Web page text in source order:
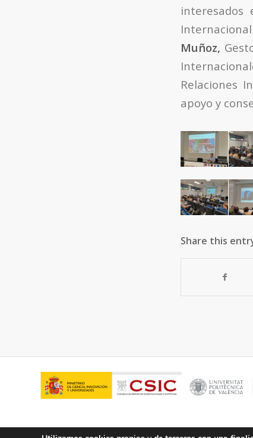
interesados
Muñoz,
Relaciones
apoyo y
Share this